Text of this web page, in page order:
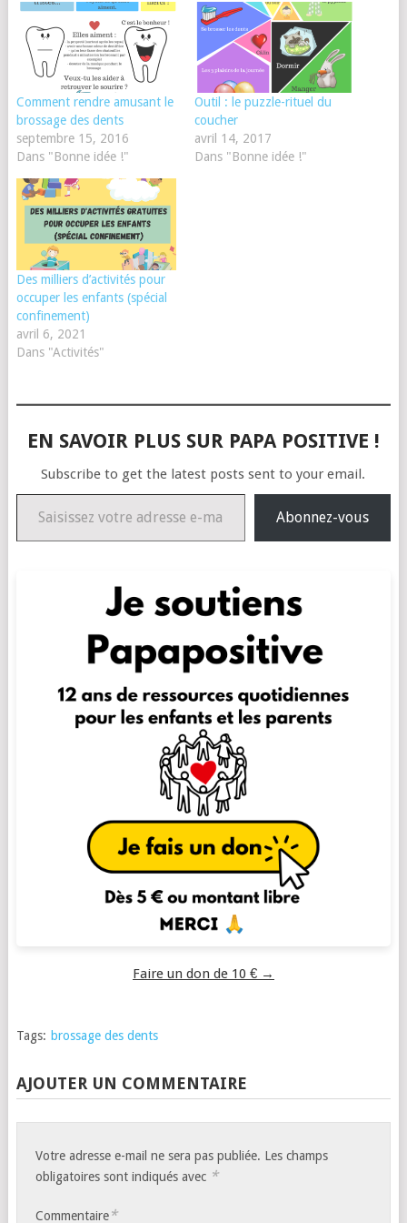
Comment rendre amusant le
brossage des dents
septembre 15, 2016
Dans "Bonne idée !"
Outil : le puzzle-rituel du
coucher
avril 14, 2017
Dans "Bonne idée !"
Des milliers d’activités pour
occuper les enfants (spécial
confinement)
avril 6, 2021
Dans "Activités"
EN SAVOIR PLUS SUR PAPA POSITIVE !
Subscribe to get the latest posts sent to your email.
Saisissez votre adresse e-mail…
Abonnez-vous
Faire un don de 10 € →
Tags: brossage des dents
AJOUTER UN COMMENTAIRE
Votre adresse e-mail ne sera pas publiée. Les champs
obligatoires sont indiqués avec *
Commentaire*